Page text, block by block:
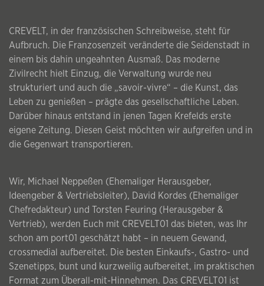
CREVELT, in der französischen Schreibweise, steht für
Aufbruch. Die Franzosenzeit veränderte die Seidenstadt in
einem bis dahin ungeahnten Ausmaß. Das moderne
Zivilrecht hielt Einzug, die Verwaltung wurde neu
strukturiert und auch die „savoir-vivre“ – die Kunst, das
Leben zu genießen – prägte das gesellschaftliche Leben.
Darüber hinaus entstand in jenen Tagen Krefelds erste
eigene Zeitung. Diesen Geist möchten wir aufgreifen und in
die Gegenwart transportieren.
Wir, Michael Neppeßen (Ehemaliger Herausgeber,
Ideengeber & Vertriebsleiter), David Kordes (Ehemaliger
Chefredakteur) und Torsten Feuring (Herausgeber &
Vertrieb), werden Euch mit CREVELT01 das bieten, was Ihr
schon am port01 geschätzt habt – in neuem Gewand,
crossmedial aufbereitet. Die besten Einkaufs-, Gastro- und
Szenetipps, bunt und kurzweilig aufbereitet, im praktischen
Format zum Überall-mit-Hinnehmen. Das CREVELT01 ist